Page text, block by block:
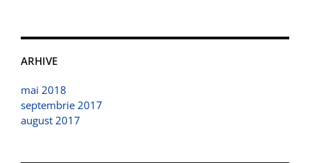
ARHIVE
mai 2018
septembrie 2017
august 2017